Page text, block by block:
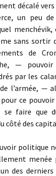
décalé
un peu
sans sortir
de
—
par les
l’armée, —
ce pouvoir
se faire que
côté des
politique
menée
des